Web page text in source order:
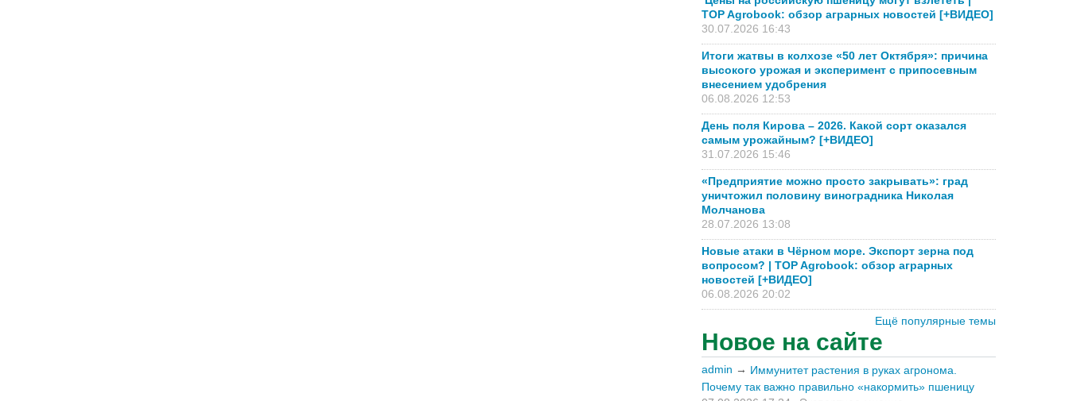
TOP Agrobook: обзор аграрных новостей [+ВИДЕО]
30.07.2026 16:43
Итоги жатвы в колхозе «50 лет Октября»: причина
высокого урожая и эксперимент с припосевным
внесением удобрения
06.08.2026 12:53
День поля Кирова – 2026. Какой сорт оказался
самым урожайным? [+ВИДЕО]
31.07.2026 15:46
«Предприятие можно просто закрывать»: град
уничтожил половину виноградника Николая
Молчанова
28.07.2026 13:08
Новые атаки в Чёрном море. Экспорт зерна под
вопросом? | TOP Agrobook: обзор аграрных
новостей [+ВИДЕО]
06.08.2026 20:02
Ещё популярные темы
Новое на сайте
admin → Иммунитет растения в руках агронома.
Почему так важно правильно «накормить» пшеницу